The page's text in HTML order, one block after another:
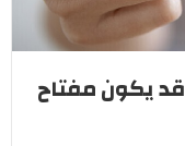
قد يكون مفتاح